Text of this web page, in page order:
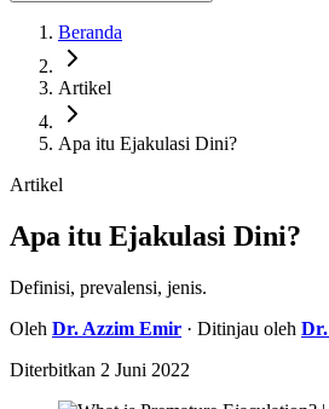
Beranda
Artikel
Apa itu Ejakulasi Dini?
Artikel
Apa itu Ejakulasi Dini?
Definisi, prevalensi, jenis.
Oleh Dr. Azzim Emir · Ditinjau oleh Dr.
Diterbitkan 2 Juni 2022